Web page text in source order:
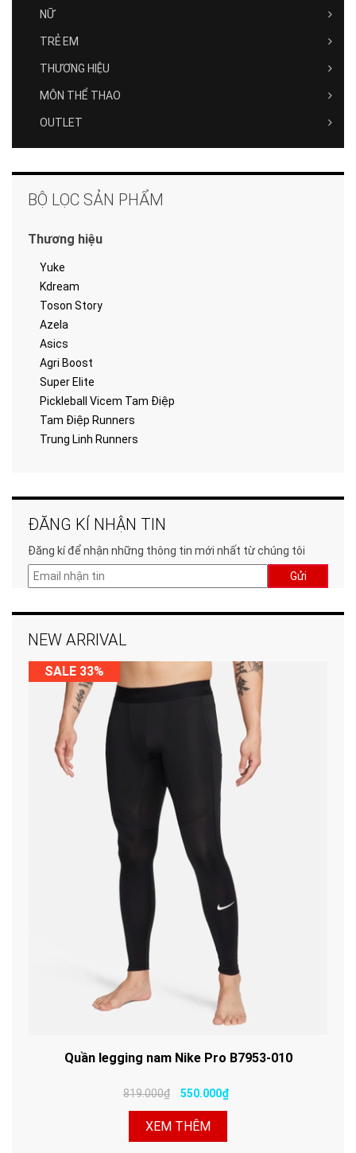
NỮ
TRẺ EM
THƯƠNG HIỆU
MÔN THỂ THAO
OUTLET
BỘ LỌC SẢN PHẨM
Thương hiệu
Yuke
Kdream
Toson Story
Azela
Asics
Agri Boost
Super Elite
Pickleball Vicem Tam Điệp
Tam Điệp Runners
Trung Linh Runners
ĐĂNG KÍ NHẬN TIN
Đăng kí để nhận những thông tin mới nhất từ chúng tôi
Gửi
NEW ARRIVAL
SALE 33%
Quần legging nam Nike Pro B7953-010
819.000₫ 550.000₫
XEM THÊM